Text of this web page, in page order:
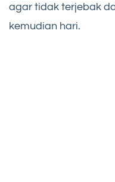
agar tidak terjebak
kemudian hari.